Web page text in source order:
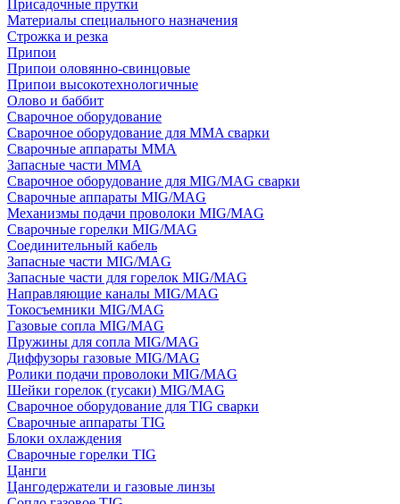
Присадочные прутки
Материалы специального назначения
Строжка и резка
Припои
Припои оловянно-свинцовые
Припои высокотехнологичные
Олово и баббит
Сварочное оборудование
Сварочное оборудование для MMA сварки
Сварочные аппараты MMA
Запасные части MMA
Сварочное оборудование для MIG/MAG сварки
Сварочные аппараты MIG/MAG
Механизмы подачи проволоки MIG/MAG
Сварочные горелки MIG/MAG
Соединительный кабель
Запасные части MIG/MAG
Запасные части для горелок MIG/MAG
Направляющие каналы MIG/MAG
Токосъемники MIG/MAG
Газовые сопла MIG/MAG
Пружины для сопла MIG/MAG
Диффузоры газовые MIG/MAG
Ролики подачи проволоки MIG/MAG
Шейки горелок (гусаки) MIG/MAG
Сварочное оборудование для TIG сварки
Сварочные аппараты TIG
Блоки охлаждения
Сварочные горелки TIG
Цанги
Цангодержатели и газовые линзы